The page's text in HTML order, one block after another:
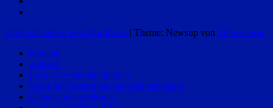
Stolz präsentiert von WordPress | Theme: Newsup von Themeansar
Kontakt
Autoren
(pm) – Pressemitteilungen
Wenn Ihr Beitrag bei uns nicht erscheint
Datenschutzerklärung